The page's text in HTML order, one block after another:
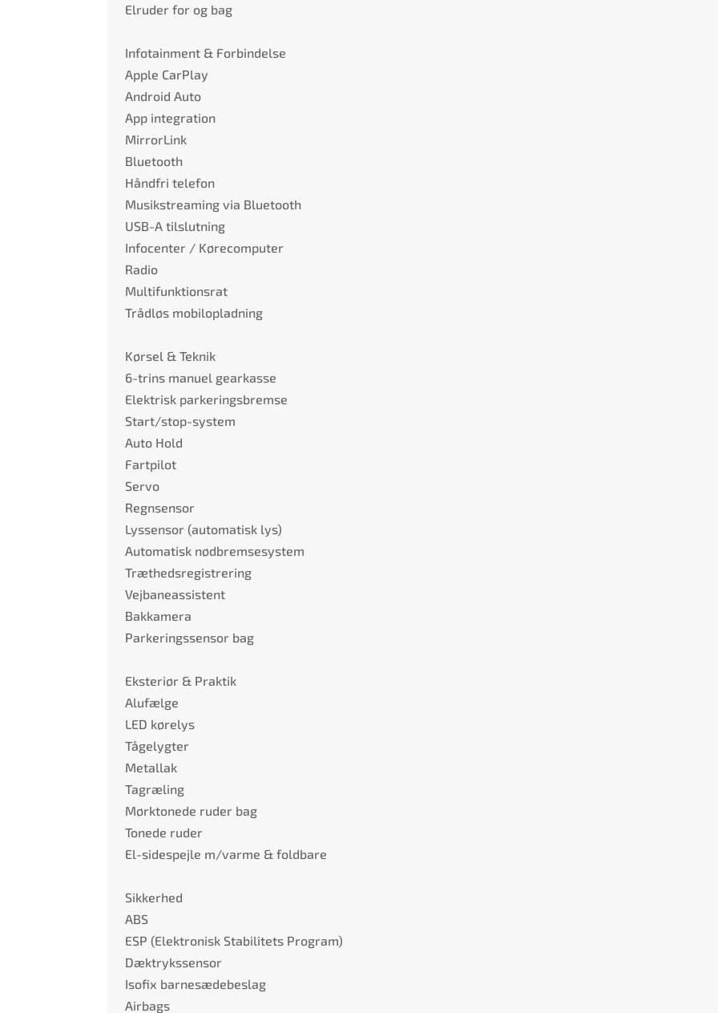
Elruder for og bag
Infotainment & Forbindelse
Apple CarPlay
Android Auto
App integration
MirrorLink
Bluetooth
Håndfri telefon
Musikstreaming via Bluetooth
USB-A tilslutning
Infocenter / Kørecomputer
Radio
Multifunktionsrat
Trådløs mobilopladning
Kørsel & Teknik
6-trins manuel gearkasse
Elektrisk parkeringsbremse
Start/stop-system
Auto Hold
Fartpilot
Servo
Regnsensor
Lyssensor (automatisk lys)
Automatisk nødbremsesystem
Træthedsregistrering
Vejbaneassistent
Bakkamera
Parkeringssensor bag
Eksteriør & Praktik
Alufælge
LED kørelys
Tågelygter
Metallak
Tagræling
Mørktonede ruder bag
Tonede ruder
El-sidespejle m/varme & foldbare
Sikkerhed
ABS
ESP (Elektronisk Stabilitets Program)
Dæktrykssensor
Isofix barnesædebeslag
Airbags